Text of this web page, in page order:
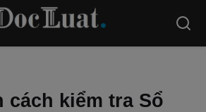
cách kiểm tra Sổ